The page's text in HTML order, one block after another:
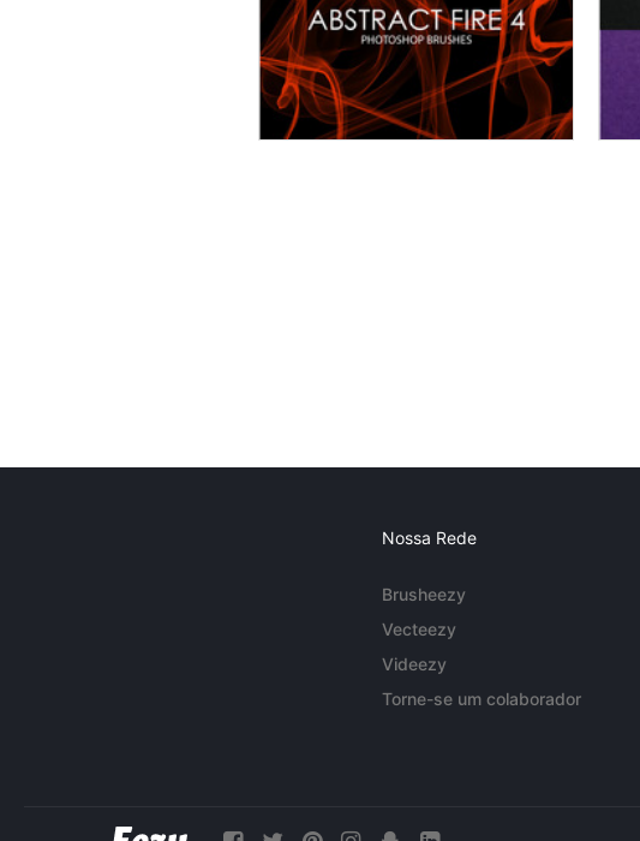
Nossa Rede
Brusheezy
Vecteezy
Videezy
Torne-se um colaborador